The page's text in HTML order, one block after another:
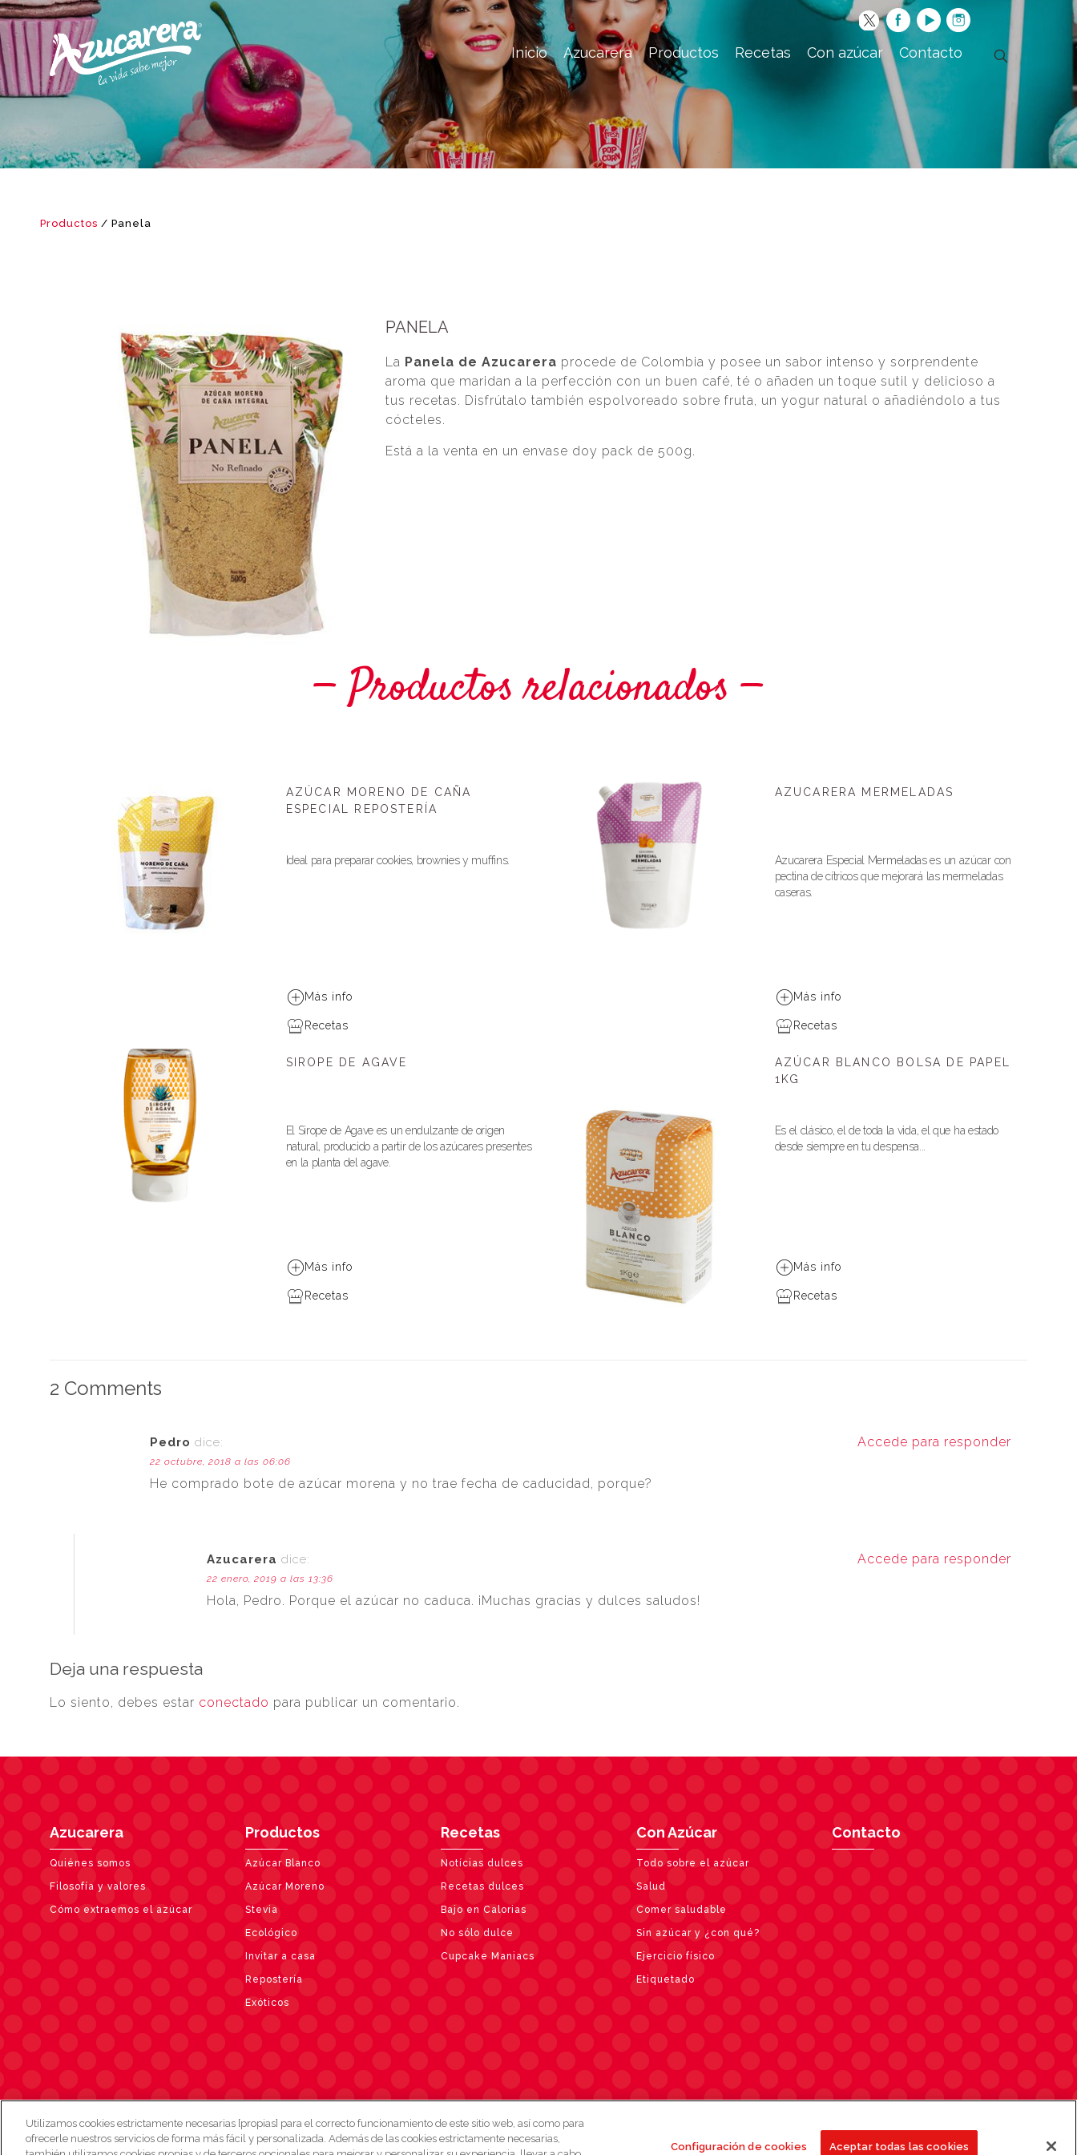
Inicio Azucarera Productos Recetas Con azúcar Contacto
Productos / Panela
PANELA
La Panela de Azucarera procede de Colombia y posee un sabor intenso y sorprendente
aroma que maridan a la perfección con un buen café, té o añaden un toque sutil y delicioso a
tus recetas. Disfrútalo también espolvoreado sobre fruta, un yogur natural o añadiéndolo a tus
cócteles.
Está a la venta en un envase doy pack de 500g.
Productos relacionados
AZÚCAR MORENO DE CAÑA
ESPECIAL REPOSTERÍA
Ideal para preparar cookies, brownies y muffins.
Más info
Recetas
AZUCARERA MERMELADAS
Azucarera Especial Mermeladas es un azúcar con
pectina de cítricos que mejorará las mermeladas
caseras.
Más info
Recetas
SIROPE DE AGAVE
El Sirope de Agave es un endulzante de origen
natural, producido a partir de los azúcares presentes
en la planta del agave.
Más info
Recetas
AZÚCAR BLANCO BOLSA DE PAPEL
1KG
Es el clásico, el de toda la vida, el que ha estado
desde siempre en tu despensa...
Más info
Recetas
2 Comments
Pedro dice:
22 octubre, 2018 a las 06:06
He comprado bote de azúcar morena y no trae fecha de caducidad, porque?
Accede para responder
Azucarera dice:
22 enero, 2019 a las 13:36
Hola, Pedro. Porque el azúcar no caduca. ¡Muchas gracias y dulces saludos!
Accede para responder
Deja una respuesta
Lo siento, debes estar conectado para publicar un comentario.
Azucarera
Quiénes somos
Filosofía y valores
Cómo extraemos el azúcar
Productos
Azúcar Blanco
Azúcar Moreno
Stevia
Ecológico
Invitar a casa
Repostería
Exóticos
Recetas
Notícias dulces
Recetas dulces
Bajo en Calorias
No sólo dulce
Cupcake Maniacs
Con Azúcar
Todo sobre el azúcar
Salud
Comer saludable
Sin azúcar y ¿con qué?
Ejercicio físico
Etiquetado
Contacto
Mapa Web Aviso Legal Política de cookies
Utilizamos cookies estrictamente necesarias [propias] para el correcto funcionamiento de este sitio web, así como para
ofrecerle nuestros servicios de forma más fácil y personalizada. Además de las cookies estrictamente necesarias,
Configuración de cookies Aceptar todas las cookies